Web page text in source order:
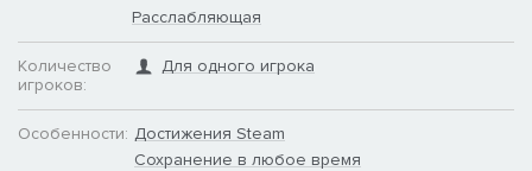
Расслабляющая
Количество
игроков:
Для одного игрока
Особенности: Достижения Steam
Сохранение в любое время